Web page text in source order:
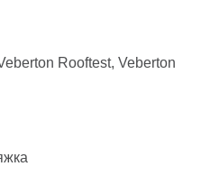
Rooftest, Veberton